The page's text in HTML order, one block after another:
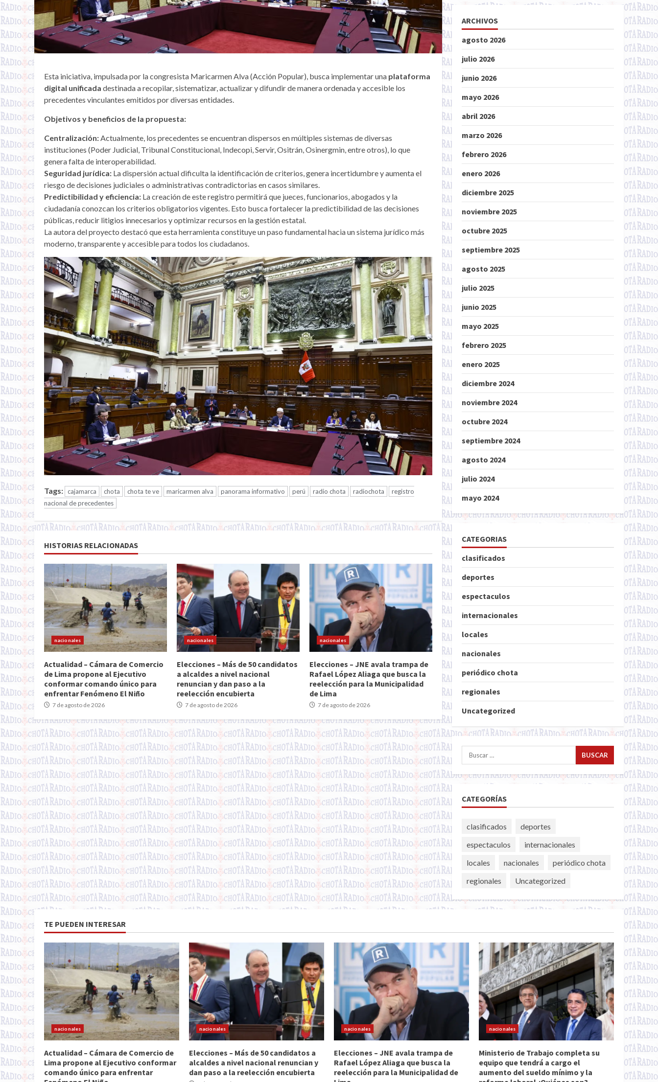
Esta iniciativa, impulsada por la congresista Maricarmen Alva (Acción Popular), busca implementar una plataforma
digital unificada destinada a recopilar, sistematizar, actualizar y difundir de manera ordenada y accesible los
precedentes vinculantes emitidos por diversas entidades.
Objetivos y beneficios de la propuesta:
Centralización: Actualmente, los precedentes se encuentran dispersos en múltiples sistemas de diversas
instituciones (Poder Judicial, Tribunal Constitucional, Indecopi, Servir, Ositrán, Osinergmin, entre otros), lo que
genera falta de interoperabilidad.
Seguridad jurídica: La dispersión actual dificulta la identificación de criterios, genera incertidumbre y aumenta el
riesgo de decisiones judiciales o administrativas contradictorias en casos similares.
Predictibilidad y eficiencia: La creación de este registro permitirá que jueces, funcionarios, abogados y la
ciudadanía conozcan los criterios obligatorios vigentes. Esto busca fortalecer la predictibilidad de las decisiones
públicas, reducir litigios innecesarios y optimizar recursos en la gestión estatal.
La autora del proyecto destacó que esta herramienta constituye un paso fundamental hacia un sistema jurídico más
moderno, transparente y accesible para todos los ciudadanos.
Tags: cajamarca chota chota te ve maricarmen alva panorama informativo perú radio chota radiochota
registro
nacional de precedentes
HISTORIAS RELACIONADAS
nacionales
Actualidad – Cámara de Comercio
de Lima propone al Ejecutivo
conformar comando único para
enfrentar Fenómeno El Niño
7 de agosto de 2026
nacionales
Elecciones – Más de 50 candidatos
a alcaldes a nivel nacional
renuncian y dan paso a la
reelección encubierta
7 de agosto de 2026
nacionales
Elecciones – JNE avala trampa de
Rafael López Aliaga que busca la
reelección para la Municipalidad
de Lima
7 de agosto de 2026
ARCHIVOS
agosto 2026
julio 2026
junio 2026
mayo 2026
abril 2026
marzo 2026
febrero 2026
enero 2026
diciembre 2025
noviembre 2025
octubre 2025
septiembre 2025
agosto 2025
julio 2025
junio 2025
mayo 2025
febrero 2025
enero 2025
diciembre 2024
noviembre 2024
octubre 2024
septiembre 2024
agosto 2024
julio 2024
mayo 2024
CATEGORIAS
clasificados
deportes
espectaculos
internacionales
locales
nacionales
periódico chota
regionales
Uncategorized
Buscar:
CATEGORÍAS
clasificados
deportes
espectaculos
internacionales
locales
nacionales
periódico chota
regionales
Uncategorized
TE PUEDEN INTERESAR
nacionales
Actualidad – Cámara de Comercio de
Lima propone al Ejecutivo conformar
comando único para enfrentar
nacionales
Elecciones – Más de 50 candidatos a
alcaldes a nivel nacional renuncian y
dan paso a la reelección encubierta
nacionales
Elecciones – JNE avala trampa de
Rafael López Aliaga que busca la
reelección para la Municipalidad de
nacionales
Ministerio de Trabajo completa su
equipo que tendrá a cargo el
aumento del sueldo mínimo y la